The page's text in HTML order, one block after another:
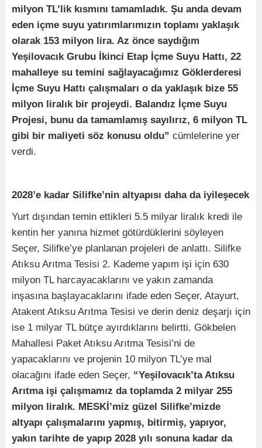
milyon TL’lik kısmını tamamladık. Şu anda devam
eden içme suyu yatırımlarımızın toplamı yaklaşık
olarak 153 milyon lira. Az önce saydığım
Yeşilovacık Grubu İkinci Etap İçme Suyu Hattı, 22
mahalleye su temini sağlayacağımız Göklerderesi
İçme Suyu Hattı çalışmaları o da yaklaşık bize 55
milyon liralık bir projeydi. Balandız İçme Suyu
Projesi, bunu da tamamlamış sayılırız, 6 milyon TL
gibi bir maliyeti söz konusu oldu” cümlelerine yer
verdi.
2028’e kadar Silifke’nin altyapısı daha da iyileşecek
Yurt dışından temin ettikleri 5.5 milyar liralık kredi ile
kentin her yanına hizmet götürdüklerini söyleyen
Seçer, Silifke’ye planlanan projeleri de anlattı. Silifke
Atıksu Arıtma Tesisi 2. Kademe yapım işi için 630
milyon TL harcayacaklarını ve yakın zamanda
inşasına başlayacaklarını ifade eden Seçer, Atayurt,
Atakent Atıksu Arıtma Tesisi ve derin deniz deşarjı için
ise 1 milyar TL bütçe ayırdıklarını belirtti. Gökbelen
Mahallesi Paket Atıksu Arıtma Tesisi’ni de
yapacaklarını ve projenin 10 milyon TL’ye mal
olacağını ifade eden Seçer, “Yeşilovacık’ta Atıksu
Arıtma işi çalışmamız da toplamda 2 milyar 255
milyon liralık. MESKİ’miz güzel Silifke’mizde
altyapı çalışmalarını yapmış, bitirmiş, yapıyor,
yakın tarihte de yapıp 2028 yılı sonuna kadar da